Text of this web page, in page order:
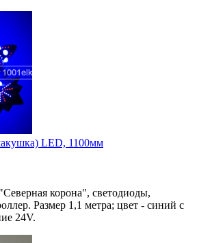
LED, 1100мм
корона", светодиоды,
Размер 1,1 метра; цвет - синий с
24V.